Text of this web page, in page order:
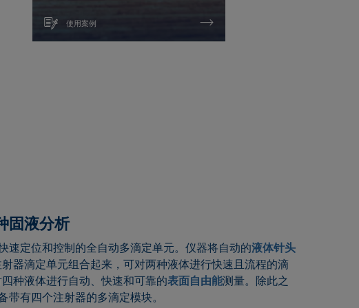
使用案例
固液分析
速定位和控制的全自动多滴定单元。仪器将自动的液体针头
器滴定单元组合起来，可对两种液体进行快速且流程的滴
种液体进行自动、快速和可靠的表面自由能测量。除此之
带有四个注射器的多滴定模块。